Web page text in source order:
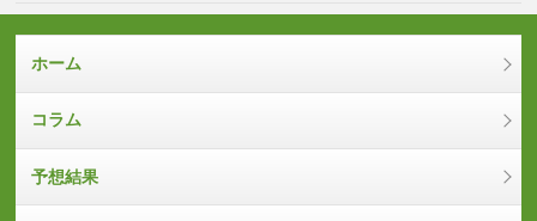
ホーム
コラム
予想結果